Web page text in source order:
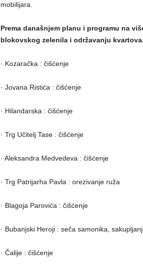
mobilijara.
Prema današnjem planu i programu na
blokovskog zelenila i održavanju kvartova.
· Kozaračka : čišćenje
· Jovana Ristića : čišćenje
· Hilandarska : čišćenje
· Trg Učitelj Tase : čišćenje
· Aleksandra Medvedeva : čišćenje
· Trg Patrijarha Pavla : orezivanje ruža
· Blagoja Parovića : čišćenje
· Bubanjski Heroji : seča samonika,
· Čalije : čišćenje